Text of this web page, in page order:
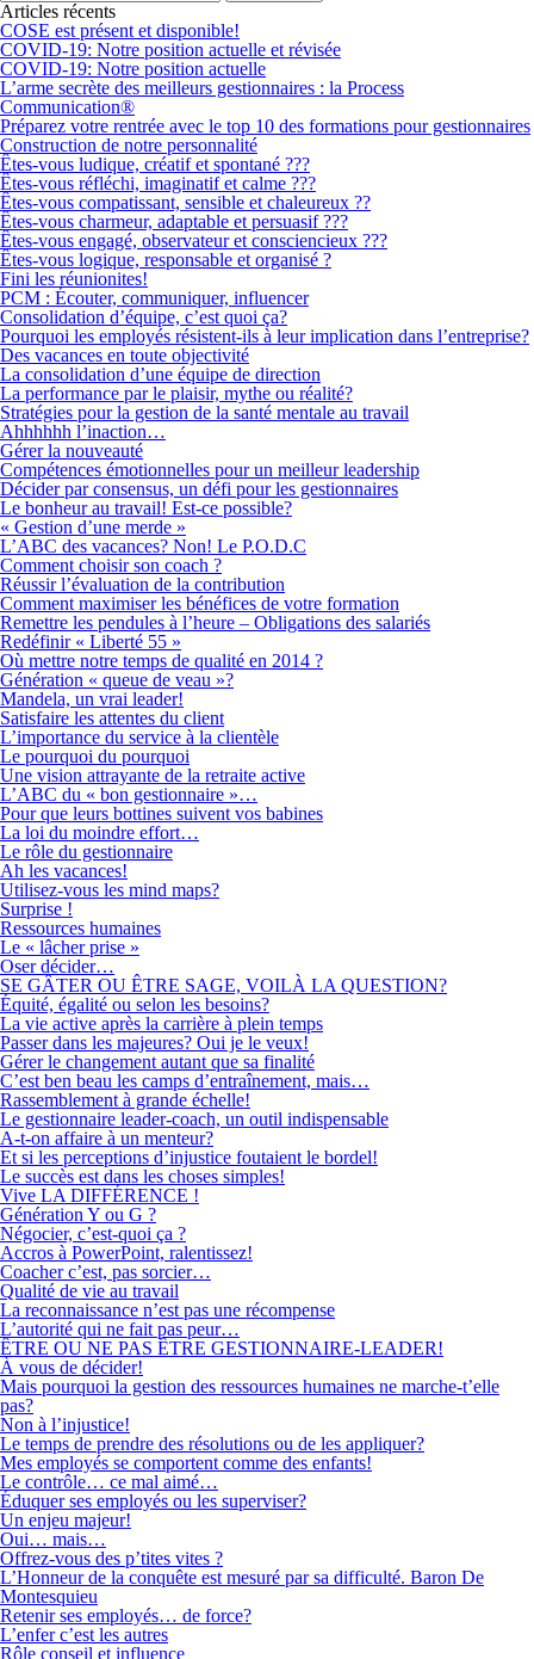
Articles récents
COSE est présent et disponible!
COVID-19: Notre position actuelle et révisée
COVID-19: Notre position actuelle
L’arme secrète des meilleurs gestionnaires : la Process
Communication®
Préparez votre rentrée avec le top 10 des formations pour gestionnaires
Construction de notre personnalité
Êtes-vous ludique, créatif et spontané ???
Êtes-vous réfléchi, imaginatif et calme ???
Êtes-vous compatissant, sensible et chaleureux ??
Êtes-vous charmeur, adaptable et persuasif ???
Êtes-vous engagé, observateur et consciencieux ???
Êtes-vous logique, responsable et organisé ?
Fini les réunionites!
PCM : Écouter, communiquer, influencer
Consolidation d’équipe, c’est quoi ça?
Pourquoi les employés résistent-ils à leur implication dans l’entreprise?
Des vacances en toute objectivité
La consolidation d’une équipe de direction
La performance par le plaisir, mythe ou réalité?
Stratégies pour la gestion de la santé mentale au travail
Ahhhhhh l’inaction…
Gérer la nouveauté
Compétences émotionnelles pour un meilleur leadership
Décider par consensus, un défi pour les gestionnaires
Le bonheur au travail! Est-ce possible?
« Gestion d’une merde »
L’ABC des vacances? Non! Le P.O.D.C
Comment choisir son coach ?
Réussir l’évaluation de la contribution
Comment maximiser les bénéfices de votre formation
Remettre les pendules à l’heure – Obligations des salariés
Redéfinir « Liberté 55 »
Où mettre notre temps de qualité en 2014 ?
Génération « queue de veau »?
Mandela, un vrai leader!
Satisfaire les attentes du client
L’importance du service à la clientèle
Le pourquoi du pourquoi
Une vision attrayante de la retraite active
L’ABC du « bon gestionnaire »…
Pour que leurs bottines suivent vos babines
La loi du moindre effort…
Le rôle du gestionnaire
Ah les vacances!
Utilisez-vous les mind maps?
Surprise !
Ressources humaines
Le « lâcher prise »
Oser décider…
SE GÂTER OU ÊTRE SAGE, VOILÀ LA QUESTION?
Équité, égalité ou selon les besoins?
La vie active après la carrière à plein temps
Passer dans les majeures? Oui je le veux!
Gérer le changement autant que sa finalité
C’est ben beau les camps d’entraînement, mais…
Rassemblement à grande échelle!
Le gestionnaire leader-coach, un outil indispensable
A-t-on affaire à un menteur?
Et si les perceptions d’injustice foutaient le bordel!
Le succès est dans les choses simples!
Vive LA DIFFÉRENCE !
Génération Y ou G ?
Négocier, c’est-quoi ça ?
Accros à PowerPoint, ralentissez!
Coacher c’est, pas sorcier…
Qualité de vie au travail
La reconnaissance n’est pas une récompense
L’autorité qui ne fait pas peur…
ÊTRE OU NE PAS ÊTRE GESTIONNAIRE-LEADER!
À vous de décider!
Mais pourquoi la gestion des ressources humaines ne marche-t’elle
pas?
Non à l’injustice!
Le temps de prendre des résolutions ou de les appliquer?
Mes employés se comportent comme des enfants!
Le contrôle… ce mal aimé…
Éduquer ses employés ou les superviser?
Un enjeu majeur!
Oui… mais…
Offrez-vous des p’tites vites ?
L’Honneur de la conquête est mesuré par sa difficulté. Baron De
Montesquieu
Retenir ses employés… de force?
L’enfer c’est les autres
Rôle conseil et influence